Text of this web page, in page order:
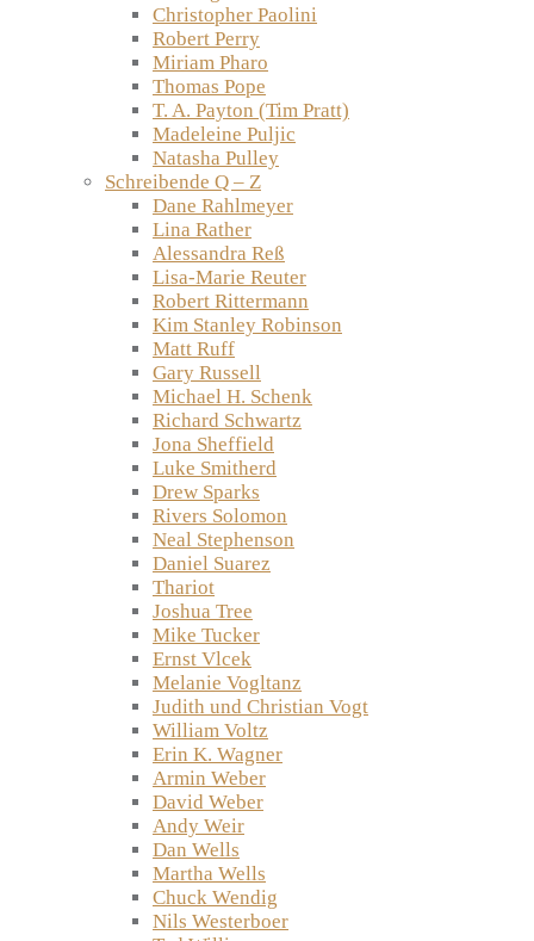
Christopher Paolini
Robert Perry
Miriam Pharo
Thomas Pope
T. A. Payton (Tim Pratt)
Madeleine Puljic
Natasha Pulley
Schreibende Q – Z
Dane Rahlmeyer
Lina Rather
Alessandra Reß
Lisa-Marie Reuter
Robert Rittermann
Kim Stanley Robinson
Matt Ruff
Gary Russell
Michael H. Schenk
Richard Schwartz
Jona Sheffield
Luke Smitherd
Drew Sparks
Rivers Solomon
Neal Stephenson
Daniel Suarez
Thariot
Joshua Tree
Mike Tucker
Ernst Vlcek
Melanie Vogltanz
Judith und Christian Vogt
William Voltz
Erin K. Wagner
Armin Weber
David Weber
Andy Weir
Dan Wells
Martha Wells
Chuck Wendig
Nils Westerboer